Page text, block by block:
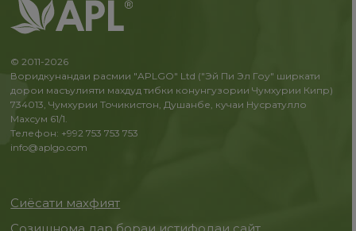
© 2011-2026
Воридкунандаи расмии "APLGO" Ltd ("Эй Пи Эл Гоу" ширкати
дорои масъулияти махдуд тибки конунгузории Чумхурии Кипр)
734013, Чумхурии Точикистон, Душанбе, кучаи Нусратулло
Махсум 61/1.
Телефон: +992 753 753 753
info@aplgo.com
Сиёсати махфият